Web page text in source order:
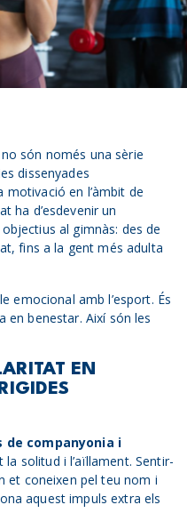
no són només una sèrie
dissenyades
en l’àmbit de
ha d’esdevenir un
al gimnàs: des de
fins a la gent més adulta
emocional amb l’esport. És
en benestar. Així són les
EN
de companyonia i
solitud i l’aïllament. Sentir-
et coneixen pel teu nom i
aquest impuls extra els